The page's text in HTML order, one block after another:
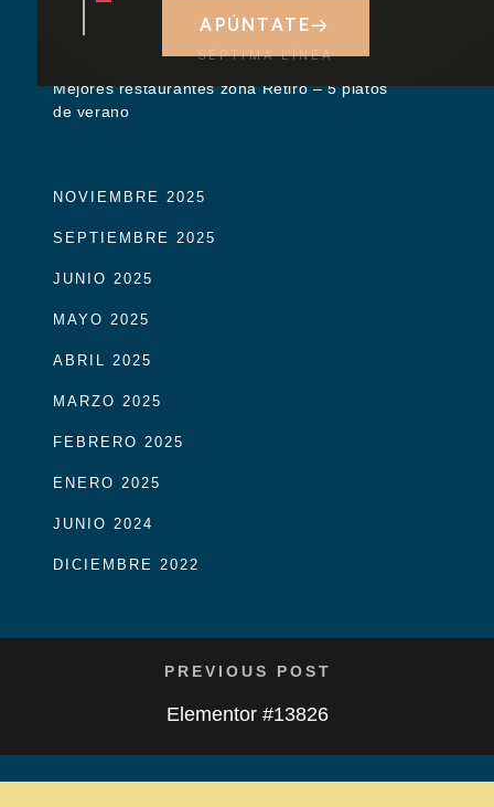
APÚNTATE→
SÉPTIMA LÍNEA
Tapas y terraza junto al Retiro
Mejores restaurantes zona Retiro – 5 platos
de verano
NOVIEMBRE 2025
SEPTIEMBRE 2025
JUNIO 2025
MAYO 2025
ABRIL 2025
MARZO 2025
FEBRERO 2025
ENERO 2025
JUNIO 2024
DICIEMBRE 2022
PREVIOUS POST
Elementor #13826